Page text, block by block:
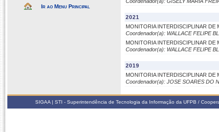
Ir ao Menu Principal
2021
MONITORIA INTERDISCIPLINAR DE
Coordenador(a): WALLACE FELIPE
MONITORIA INTERDISCIPLINAR DE
Coordenador(a): WALLACE FELIPE
2019
MONITORIA INTERDISCIPLINAR DE
Coordenador(a): JOSE SOARES DO
SIGAA | STI - Superintendência de Tecnologia da Informação da UFPB /